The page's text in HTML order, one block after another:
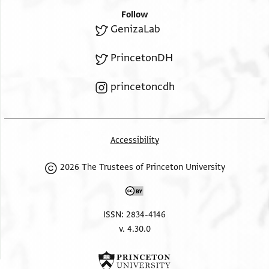
Follow
GenizaLab
PrincetonDH
princetoncdh
Accessibility
2026 The Trustees of Princeton University
ISSN: 2834-4146
v. 4.30.0